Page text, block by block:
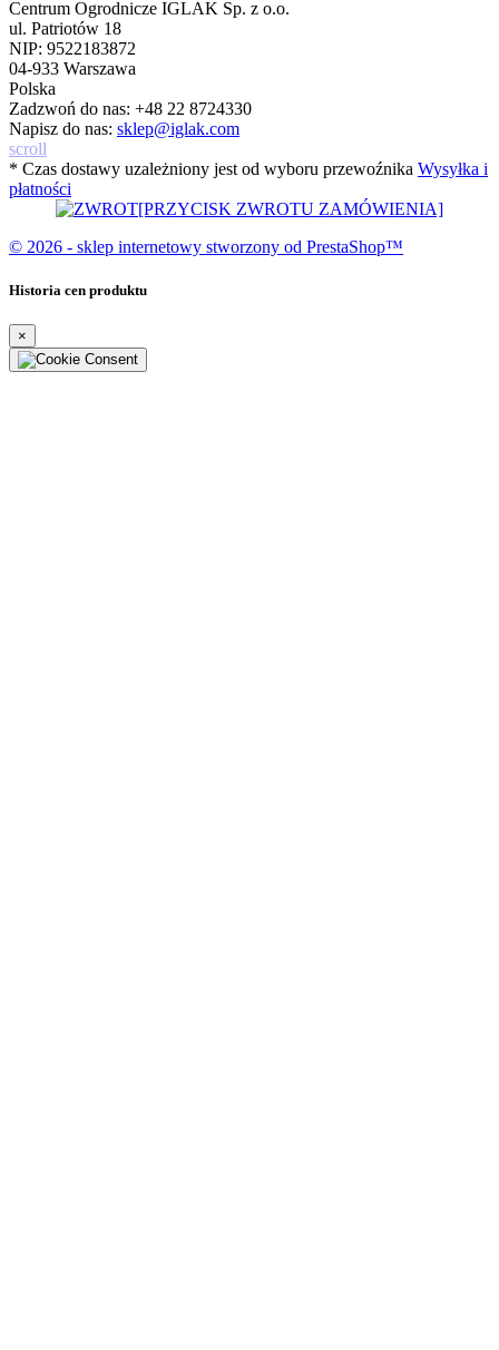
Centrum Ogrodnicze IGLAK Sp. z o.o.
ul. Patriotów 18
NIP: 9522183872
04-933 Warszawa
Polska
Zadzwoń do nas: +48 22 8724330
Napisz do nas: sklep@iglak.com
scroll
* Czas dostawy uzależniony jest od wyboru przewoźnika Wysyłka i
płatności
[PRZYCISK ZWROTU ZAMÓWIENIA]
© 2026 - sklep internetowy stworzony od PrestaShop™
Historia cen produktu
×